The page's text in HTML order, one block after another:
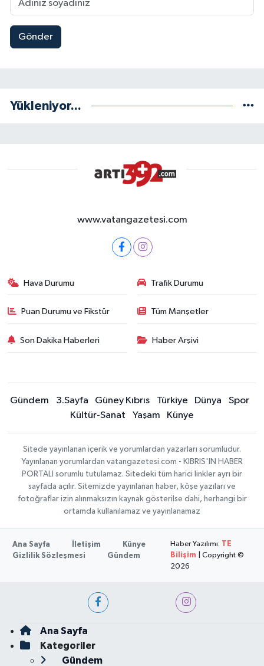
Gönder
Yükleniyor...
www.vatangazetesi.com
Hava Durumu Trafik Durumu
Puan Durumu ve Fikstür Tüm Manşetler
Son Dakika Haberleri Haber Arşivi
Gündem 3.Sayfa Güney Kıbrıs Türkiye Dünya
Spor
Kültür-Sanat
Yaşam Künye
Sitede yayınlanan içerik ve yorumlardan yazarları sorumludur.
Yayınlanan yorumlardan vatangazetesi.com - KIBRIS'IN HABER
PORTALI sorumlu tutulamaz. Sitedeki tüm harici linkler ayrı bir
sayfada açılır. Sitemizde yayınlanan haber, köşe yazıları ve
fotoğraflar izin alınmaksızın kaynak gösterilse dahi, herhangi bir
ortamda kullanılamaz ve yayınlanamaz
Ana Sayfa İletişim
Künye
Gizlilik Sözleşmesi
Gündem
Haber Yazılımı: TE
Bilişim | Copyright ©
2026
Ana Sayfa
Kategoriler
Gündem